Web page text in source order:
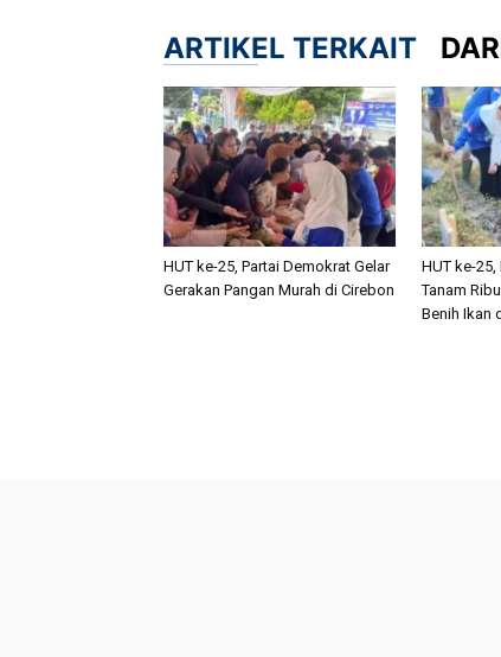
ARTIKEL TERKAIT
HUT ke-25, Partai Demokrat Gelar
Gerakan Pangan Murah di Cirebon
HUT ke-
Tanam
Benih Ikan